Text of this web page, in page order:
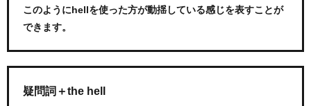
このようにhellを使った方が動揺している感じを表すことが
できます。
疑問詞＋the hell